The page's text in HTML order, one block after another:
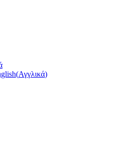
(Αγγλικά)